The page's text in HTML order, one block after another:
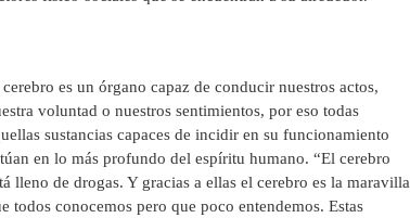
es un órgano capaz de conducir nuestros actos,
voluntad o nuestros sentimientos, por eso todas
sustancias capaces de incidir en su funcionamiento
en lo más profundo del espíritu humano. “El cerebro
lleno de drogas. Y gracias a ellas el cerebro es la maravilla
todos conocemos pero que poco entendemos. Estas